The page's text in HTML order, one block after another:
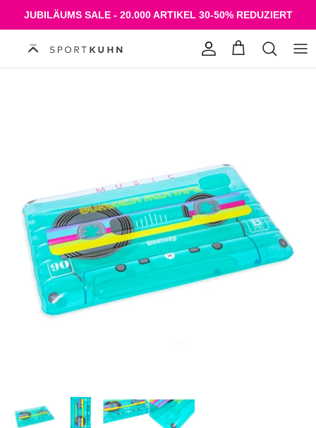
Direkt zum Inhalt
JUBILÄUMS SALE - 20.000 ARTIKEL 30-50% REDUZIERT
Konto Einkaufswagen